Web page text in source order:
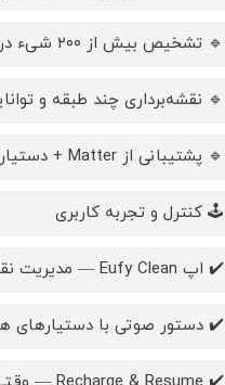
🔹 تشخیص بیش از ۲۰۰ شیء در مسیر
🔹 نقشه‌برداری چند طبقه و
🔹 پشتیبانی از Matter + دستیار صوتی (Alexa, Siri, Google)
🕹️ کنترل و تجربه کاربری
✔️ اپ Eufy Clean — مدیریت نقشه‌ها، زمان‌بندی و مناطق خاص
✔️ دستور صوتی با دستیارهای